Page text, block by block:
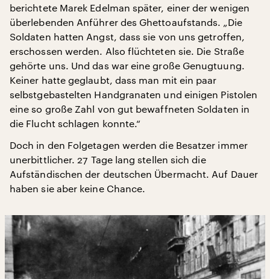
berichtete Marek Edelman später, einer der wenigen
überlebenden Anführer des Ghettoaufstands. „Die
Soldaten hatten Angst, dass sie von uns getroffen,
erschossen werden. Also flüchteten sie. Die Straße
gehörte uns. Und das war eine große Genugtuung.
Keiner hatte geglaubt, dass man mit ein paar
selbstgebastelten Handgranaten und einigen Pistolen
eine so große Zahl von gut bewaffneten Soldaten in
die Flucht schlagen konnte.“
Doch in den Folgetagen werden die Besatzer immer
unerbittlicher. 27 Tage lang stellen sich die
Aufständischen der deutschen Übermacht. Auf Dauer
haben sie aber keine Chance.